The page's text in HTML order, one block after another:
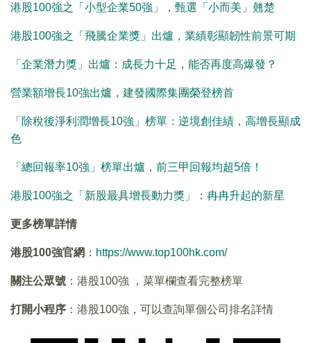
港股100強之「小型企業50強」，甄選「小而美」翹楚
港股100強之「飛騰企業獎」出爐，業績彰顯韌性前景可期
「企業潛力獎」出爐：成長力十足，能否再度高爆發？
營業額增長10強出爐，建發國際集團榮登榜首
「除稅後淨利潤增長10強」榜單：逆境創佳績，高增長顯成
色
「總回報率10強」榜單出爐，前三甲回報均超5倍！
港股100強之「新股最具增長動力獎」：冉冉升起的新星
更多榜單詳情
港股100強官網 ： https://www.top100hk.com/
關注公眾號 ：港股100強 ，菜單欄查看完整榜單
打開小程序 ：港股100強，可以查詢單個公司排名詳情